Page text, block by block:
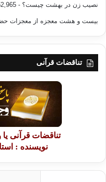
نصیب زن در بهشت چیست؟ - 152,965 بازدید
بیست و هشت معجزه از معجزات
تناقضات قرآنی
تناقضات قرآنی
نویسنده :